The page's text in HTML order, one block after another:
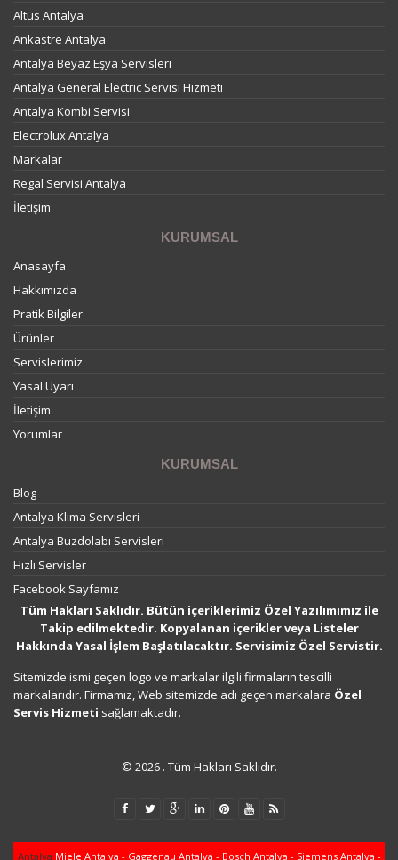
Altus Antalya
Ankastre Antalya
Antalya Beyaz Eşya Servisleri
Antalya General Electric Servisi Hizmeti
Antalya Kombi Servisi
Electrolux Antalya
Markalar
Regal Servisi Antalya
İletişim
KURUMSAL
Anasayfa
Hakkımızda
Pratik Bilgiler
Ürünler
Servislerimiz
Yasal Uyarı
İletişim
Yorumlar
KURUMSAL
Blog
Antalya Klima Servisleri
Antalya Buzdolabı Servisleri
Hızlı Servisler
Facebook Sayfamız
Tüm Hakları Saklıdır. Bütün içeriklerimiz Özel Yazılımımız ile
Takip edilmektedir. Kopyalanan içerikler veya Listeler
Hakkında Yasal İşlem Başlatılacaktır. Servisimiz Özel Servistir.
Sitemizde ismi geçen logo ve markalar ilgili firmaların tescilli
markalarıdır. Firmamız, Web sitemizde adı geçen markalara Özel
Servis Hizmeti sağlamaktadır.
© 2026 . Tüm Hakları Saklıdır.
Antalya Miele Antalya - Gaggenau Antalya - Bosch Antalya - Siemens Antalya -